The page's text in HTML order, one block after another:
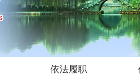
依法履职